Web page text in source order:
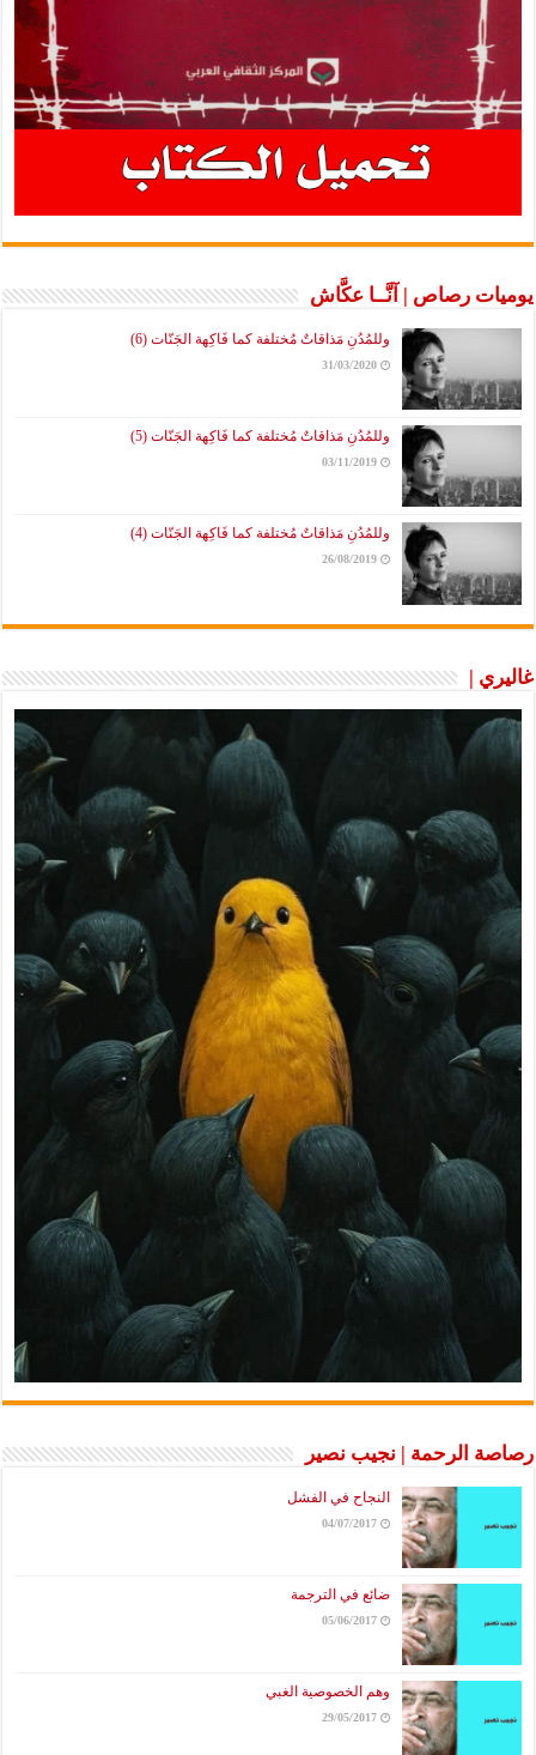
يوميات رصاص | آنَّــا عكَّاش
وللمُدُنِ مَذاقاتٌ مُختلفة كما فَاكِهة الجَنّات (6)
31/03/2020
وللمُدُنِ مَذاقاتٌ مُختلفة كما فَاكِهة الجَنّات (5)
03/11/2019
وللمُدُنِ مَذاقاتٌ مُختلفة كما فَاكِهة الجَنّات (4)
26/08/2019
غاليري |
رصاصة الرحمة | نجيب نصير
النجاح في الفشل
04/07/2017
ضائع في الترجمة
05/06/2017
وهم الخصوصية الغبي
29/05/2017